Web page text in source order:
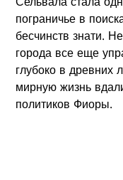
пограничье в
бесчинств знати.
города все еще
глубоко в древних
мирную жизнь
политиков Фиоры.